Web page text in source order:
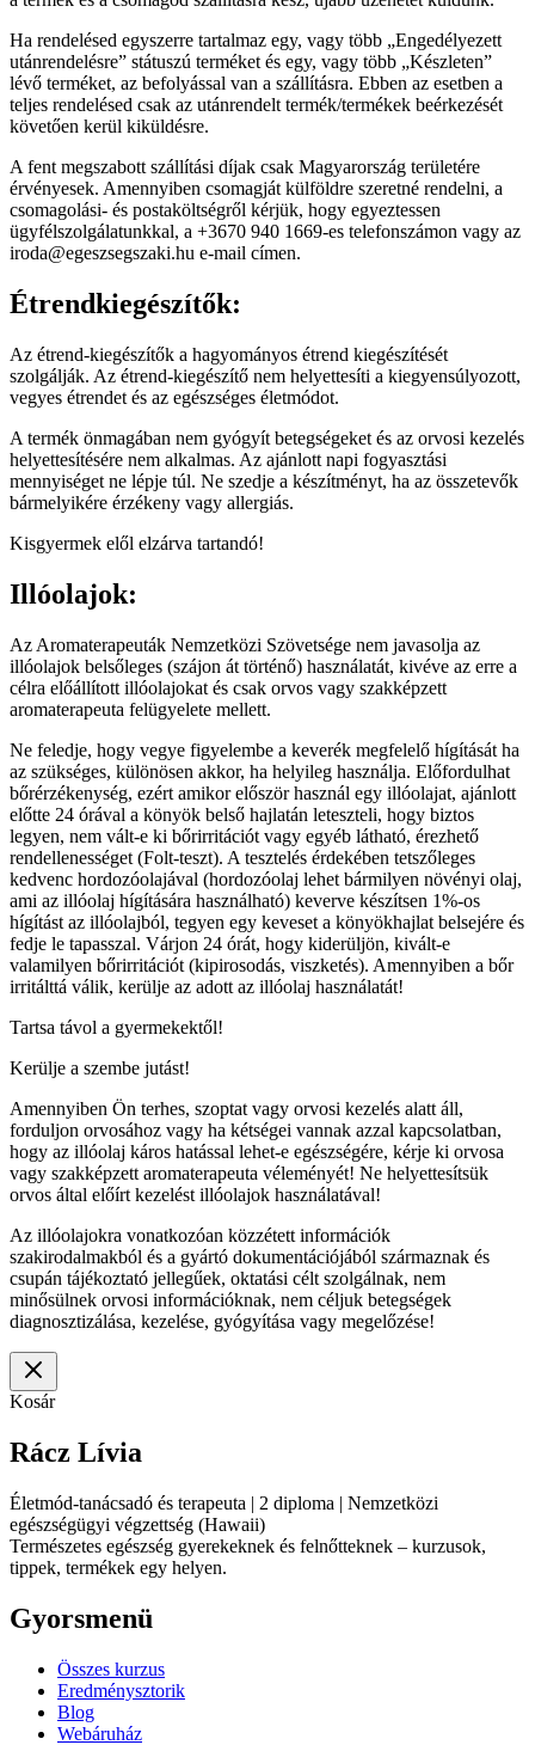
Ha rendelésed egyszerre tartalmaz egy, vagy több „Engedélyezett
utánrendelésre” státuszú terméket és egy, vagy több „Készleten”
lévő terméket, az befolyással van a szállításra. Ebben az esetben a
teljes rendelésed csak az utánrendelt termék/termékek beérkezését
követően kerül kiküldésre.
A fent megszabott szállítási díjak csak Magyarország területére
érvényesek. Amennyiben csomagját külföldre szeretné rendelni, a
csomagolási- és postaköltségről kérjük, hogy egyeztessen
ügyfélszolgálatunkkal, a +3670 940 1669-es telefonszámon vagy az
iroda@egeszsegszaki.hu e-mail címen.
Étrendkiegészítők:
Az étrend-kiegészítők a hagyományos étrend kiegészítését
szolgálják. Az étrend-kiegészítő nem helyettesíti a kiegyensúlyozott,
vegyes étrendet és az egészséges életmódot.
A termék önmagában nem gyógyít betegségeket és az orvosi kezelés
helyettesítésére nem alkalmas. Az ajánlott napi fogyasztási
mennyiséget ne lépje túl. Ne szedje a készítményt, ha az összetevők
bármelyikére érzékeny vagy allergiás.
Kisgyermek elől elzárva tartandó!
Illóolajok:
Az Aromaterapeuták Nemzetközi Szövetsége nem javasolja az
illóolajok belsőleges (szájon át történő) használatát, kivéve az erre a
célra előállított illóolajokat és csak orvos vagy szakképzett
aromaterapeuta felügyelete mellett.
Ne feledje, hogy vegye figyelembe a keverék megfelelő hígítását ha
az szükséges, különösen akkor, ha helyileg használja. Előfordulhat
bőrérzékenység, ezért amikor először használ egy illóolajat, ajánlott
előtte 24 órával a könyök belső hajlatán leteszteli, hogy biztos
legyen, nem vált-e ki bőrirritációt vagy egyéb látható, érezhető
rendellenességet (Folt-teszt). A tesztelés érdekében tetszőleges
kedvenc hordozóolajával (hordozóolaj lehet bármilyen növényi olaj,
ami az illóolaj hígítására használható) keverve készítsen 1%-os
hígítást az illóolajból, tegyen egy keveset a könyökhajlat belsejére és
fedje le tapasszal. Várjon 24 órát, hogy kiderüljön, kivált-e
valamilyen bőrirritációt (kipirosodás, viszketés). Amennyiben a bőr
irritálttá válik, kerülje az adott az illóolaj használatát!
Tartsa távol a gyermekektől!
Kerülje a szembe jutást!
Amennyiben Ön terhes, szoptat vagy orvosi kezelés alatt áll,
forduljon orvosához vagy ha kétségei vannak azzal kapcsolatban,
hogy az illóolaj káros hatással lehet-e egészségére, kérje ki orvosa
vagy szakképzett aromaterapeuta véleményét! Ne helyettesítsük
orvos által előírt kezelést illóolajok használatával!
Az illóolajokra vonatkozóan közzétett információk
szakirodalmakból és a gyártó dokumentációjából származnak és
csupán tájékoztató jellegűek, oktatási célt szolgálnak, nem
minősülnek orvosi információknak, nem céljuk betegségek
diagnosztizálása, kezelése, gyógyítása vagy megelőzése!
Kosár
Rácz Lívia
Életmód-tanácsadó és terapeuta | 2 diploma | Nemzetközi
egészségügyi végzettség (Hawaii)
Természetes egészség gyerekeknek és felnőtteknek – kurzusok,
tippek, termékek egy helyen.
Gyorsmenü
Összes kurzus
Eredménysztorik
Blog
Webáruház